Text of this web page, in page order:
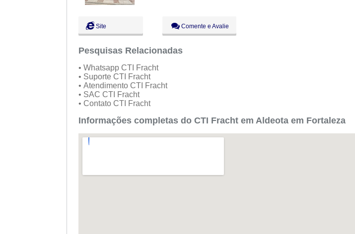
Site Comente e Avalie
Pesquisas Relacionadas
• Whatsapp CTI Fracht
• Suporte CTI Fracht
• Atendimento CTI Fracht
• SAC CTI Fracht
• Contato CTI Fracht
Informações completas do CTI Fracht em Aldeota em Fortaleza